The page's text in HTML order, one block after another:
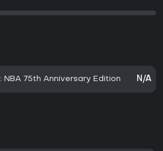
NBA 75th Anniversary Edition N/A